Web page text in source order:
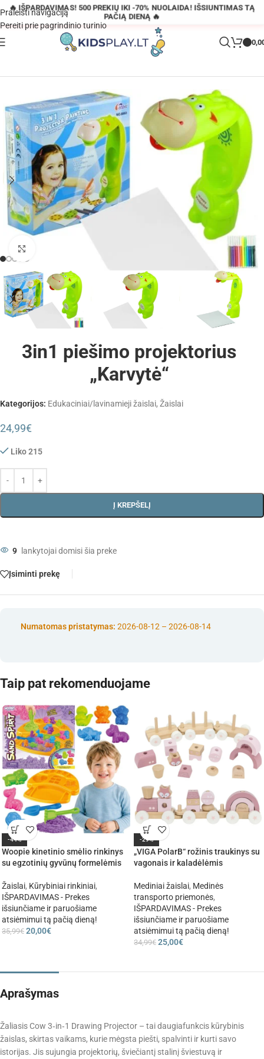
Praleisti navigaciją
Pereiti prie pagrindinio turinio
🔥 IŠPARDAVIMAS! 500 PREKIŲ IKI -70% NUOLAIDA! IŠSIUNTIMAS TĄ
PAČIĄ DIENĄ 🔥
Parduotuvė 3in1 piešimo projektorius „Karvytė“
3in1 piešimo projektorius
„Karvytė“
Kategorijos: Edukaciniai/lavinamieji žaislai, Žaislai
24,99€
Liko 215
Į KREPŠELĮ
9 lankytojai domisi šia preke
Įsiminti prekę
Numatomas pristatymas: 2026-08-12 – 2026-08-14
Taip pat rekomenduojame
-44%
Woopie kinetinio smėlio rinkinys
su egzotinių gyvūnų formelėmis
Žaislai, Kūrybiniai rinkiniai,
IŠPARDAVIMAS - Prekes
išsiunčiame ir paruošiame
atsiėmimui tą pačią dieną!
35,99€ 20,00€
-29%
„VIGA PolarB“ rožinis traukinys su
vagonais ir kaladėlėmis
Mediniai žaislai, Medinės
transporto priemonės,
IŠPARDAVIMAS - Prekes
išsiunčiame ir paruošiame
atsiėmimui tą pačią dieną!
34,99€ 25,00€
Aprašymas
Žaliasis Cow 3‑in‑1 Drawing Projector – tai daugiafunkcis kūrybinis
žaislas, skirtas vaikams, kurie mėgsta piešti, spalvinti ir kurti savo
istorijas. Jis sujungia projektorių, šviečiantį stalinį šviestuvą ir